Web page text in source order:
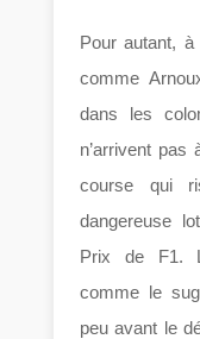
Pour autant,
comme
dans les
n’arrivent
course qui
dangereuse
Prix de F1.
comme le
peu avant le